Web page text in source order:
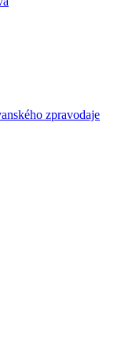
zpravodaje